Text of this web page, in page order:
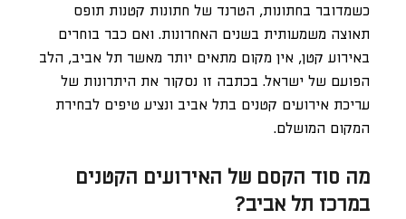
כשמדובר בחתונות, הטרנד של חתונות קטנות תופס
תאוצה משמעותית בשנים האחרונות. ואם כבר בוחרים
באירוע קטן, אין מקום מתאים יותר מאשר תל אביב, הלב
הפועם של ישראל. בכתבה זו נסקור את היתרונות של
עריכת אירועים קטנים בתל אביב ונציע טיפים לבחירת
המקום המושלם.
מה סוד הקסם של האירועים הקטנים
במרכז תל אביב?